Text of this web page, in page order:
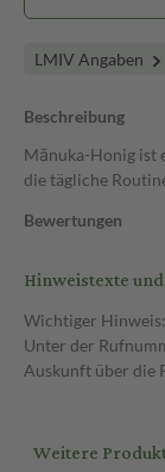
LMIV Angaben
Beschreibung
Mānuka-Honig ist
die tägliche
Bewertungen
Hinweistexte
Wichtiger
Unter der
Auskunft über die
Weitere